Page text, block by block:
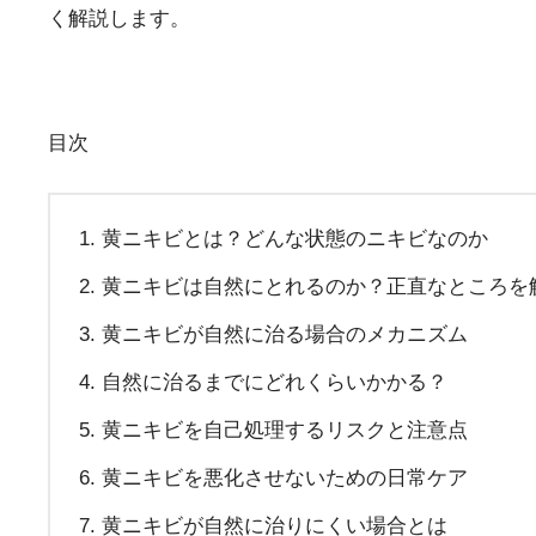
く解説します。
目次
黄ニキビとは？どんな状態のニキビなのか
黄ニキビは自然にとれるのか？正直なところを
黄ニキビが自然に治る場合のメカニズム
自然に治るまでにどれくらいかかる？
黄ニキビを自己処理するリスクと注意点
黄ニキビを悪化させないための日常ケア
黄ニキビが自然に治りにくい場合とは